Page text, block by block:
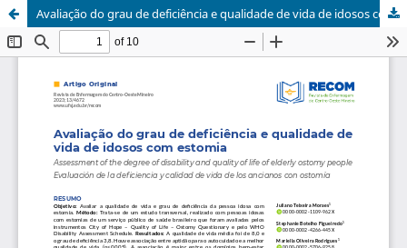
Avaliação do grau de deficiência e qualidade de vida de idosos com estomia